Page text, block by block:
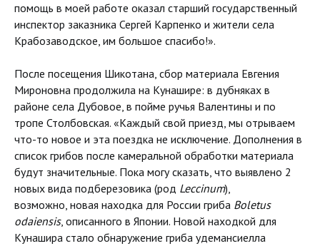
помощь в моей работе оказал старший государственный
инспектор заказника Сергей Карпенко и жители села
Крабозаводское, им большое спасибо!».
После посещения Шикотана, сбор материала Евгения
Мироновна продолжила на Кунашире: в дубняках в
районе села Дубовое, в пойме ручья Валентины и по
тропе Столбовская. «Каждый свой приезд, мы отрываем
что-то новое и эта поездка не исключение. Дополнения в
список грибов после камеральной обработки материала
будут значительные. Пока могу сказать, что выявлено 2
новых вида подберезовика (род Leccinum),
возможно, новая находка для России гриба Boletus
odaiensis, описанного в Японии. Новой находкой для
Кунашира стало обнаружение гриба удемансиелла